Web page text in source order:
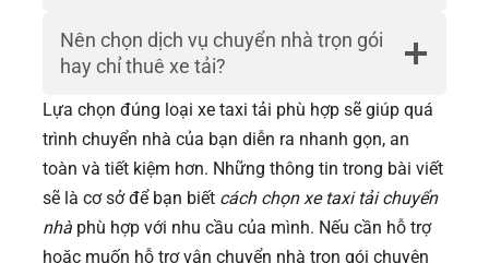
Nên chọn dịch vụ chuyển nhà trọn gói
hay chỉ thuê xe tải?
Lựa chọn đúng loại xe taxi tải phù hợp sẽ giúp quá
trình chuyển nhà của bạn diễn ra nhanh gọn, an
toàn và tiết kiệm hơn. Những thông tin trong bài viết
sẽ là cơ sở để bạn biết cách chọn xe taxi tải chuyển
nhà phù hợp với nhu cầu của mình. Nếu cần hỗ trợ
hoặc muốn hỗ trợ vận chuyển nhà trọn gói chuyên